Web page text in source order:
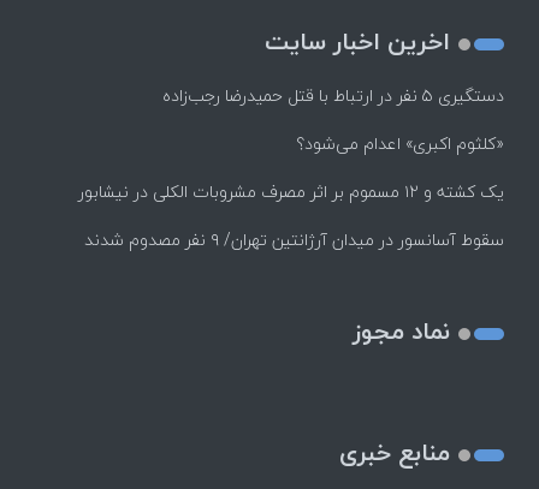
اخرین اخبار سایت
دستگیری ۵ نفر در ارتباط با قتل حمیدرضا رجب‌زاده
«کلثوم اکبری» اعدام می‌شود؟
یک کشته و ۱۲ مسموم بر اثر مصرف مشروبات الکلی در نیشابور
سقوط آسانسور در میدان آرژانتین تهران/ ۹ نفر مصدوم شدند
نماد مجوز
منابع خبری